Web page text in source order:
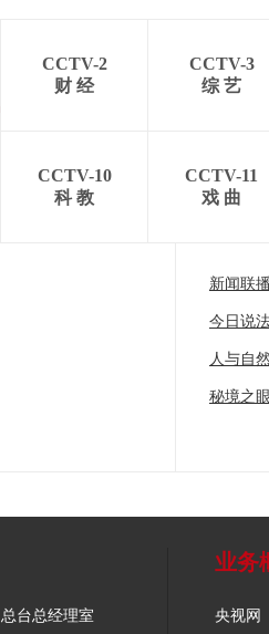
CCTV-2
财 经
CCTV-3
综 艺
CCTV-10
科 教
CCTV-11
戏 曲
新闻联
今日说
人与自
秘境之
总台总经理室
业务
央视网